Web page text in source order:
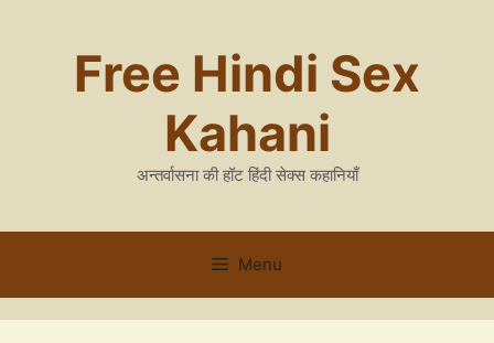
Free Hindi Sex
Kahani
अन्तर्वासना की हॉट हिंदी सेक्स कहानियाँ
Menu